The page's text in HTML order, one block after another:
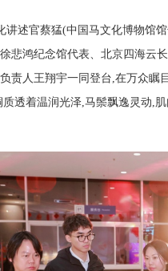
讲述官蔡猛(中国马文化博物馆
悲鸿纪念馆代表、北京四海云
责人王翔宇一同登台,在万众
透着温润光泽,马鬃飘逸灵动,